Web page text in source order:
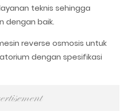
teknis sehingga
dengan baik.
reverse osmosis untuk
dengan spesifikasi